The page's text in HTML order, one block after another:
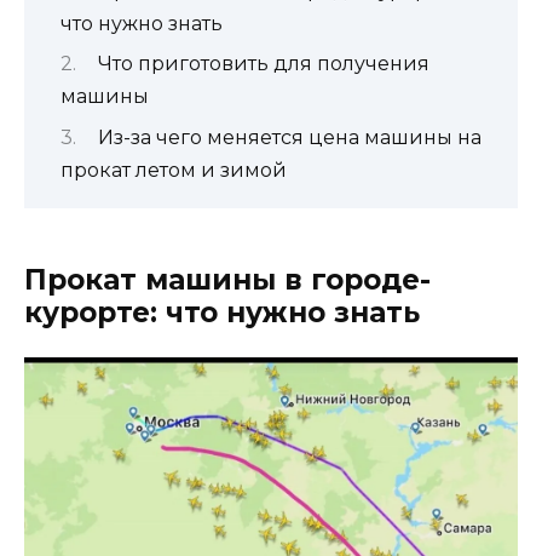
что нужно знать
Что приготовить для получения
машины
Из-за чего меняется цена машины на
прокат летом и зимой
Прокат машины в городе-
курорте: что нужно знать